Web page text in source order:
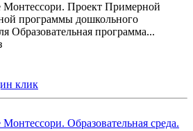
Монтессори. Проект Примерной
программы дошкольного
Образовательная программа...
клик
Образовательная среда.